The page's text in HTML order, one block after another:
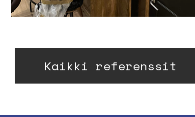
Kaikki referenssit